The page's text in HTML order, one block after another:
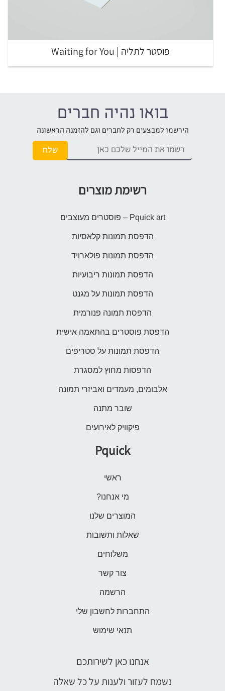
פוסטר לתליה | Waiting for You
בואו נהיה חברים
הירשמו למבצעים רק לחברים וגם להזמנה הראשונה
רשימת מוצרים
Pquick art – פוסטרים מעוצבים
הדפסת תמונות קלאסיות
הדפסת תמונות פולארויד
הדפסת תמונות ריבועיות
הדפסת תמונות על מגנט
הדפסת תמונה פנורמית
הדפסת פוסטרים בהתאמה אישית
הדפסת תמונות על סטריפים
הדפסות מחוץ למסגרת
אלבומים, מעמדים ואביזרי תמונה
שובר מתנה
פיקוויק לאירועים
Pquick
ראשי
מי אנחנו?
המוצרים שלנו
שאלות ותשובות
משלוחים
צור קשר
הרשמה
התחברות לחשבון שלי
תנאי שימוש
אנחנו כאן לשירותכם
נשמח לעזור ולענות על כל שאלה